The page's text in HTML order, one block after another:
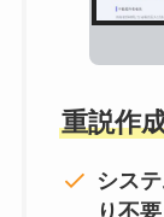
重説作
シス
り不要